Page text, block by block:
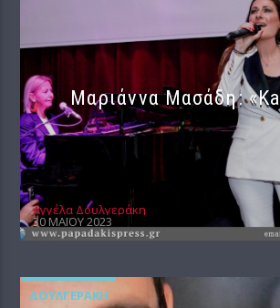
Μαριάννα Μασάδη:
Αγγέλα Δουλγεράκη
30 ΜΑΪ́ΟΥ 2023
ΔΟΥΛΓΕΡΆΚΗ